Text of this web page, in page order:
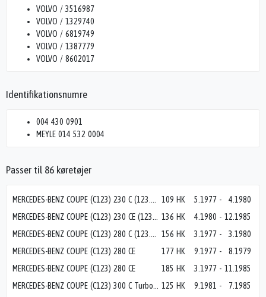
VOLVO / 3516987
VOLVO / 1329740
VOLVO / 6819749
VOLVO / 1387779
VOLVO / 8602017
Identifikationsnumre
004 430 0901
MEYLE 014 532 0004
Passer til 86 køretøjer
109 HK 5.1977 -
4.1980
136 HK 4.1980 - 12.1985
156 HK 3.1977 -
3.1980
MERCEDES-BENZ COUPE (C123) 280 CE
177 HK 9.1977 -
8.1979
MERCEDES-BENZ COUPE (C123) 280 CE
185 HK 3.1977 - 11.1985
125 HK 9.1981 -
7.1985